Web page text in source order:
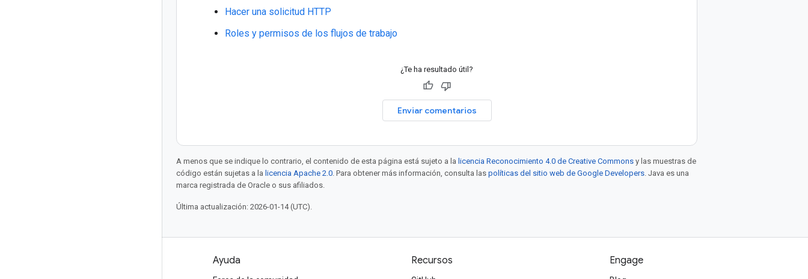
Hacer una solicitud HTTP
Roles y permisos de los flujos de trabajo
¿Te ha resultado útil?
Enviar comentarios
A menos que se indique lo contrario, el contenido de esta página está sujeto a la licencia Reconocimiento 4.0 de Creative Commons y las muestras de
código están sujetas a la licencia Apache 2.0. Para obtener más información, consulta las políticas del sitio web de Google Developers. Java es una
marca registrada de Oracle o sus afiliados.
Última actualización: 2026-01-14 (UTC).
Ayuda Recursos Engage